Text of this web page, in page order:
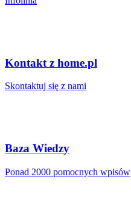
Kontakt z home.pl
Skontaktuj się z nami
Baza Wiedzy
Ponad 2000 pomocnych wpisów